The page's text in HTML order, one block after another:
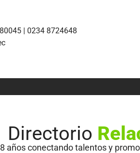
| 0234 8724648
Directorio
años conectando talentos y